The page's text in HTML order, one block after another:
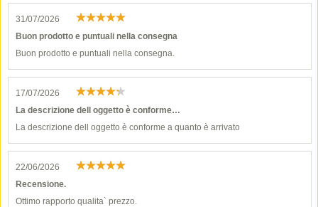
31/07/2026
Buon prodotto e puntuali nella consegna
Buon prodotto e puntuali nella consegna.
17/07/2026
La descrizione dell oggetto è conforme…
La descrizione dell oggetto è conforme a quanto è arrivato
22/06/2026
Recensione.
Ottimo rapporto qualita` prezzo.